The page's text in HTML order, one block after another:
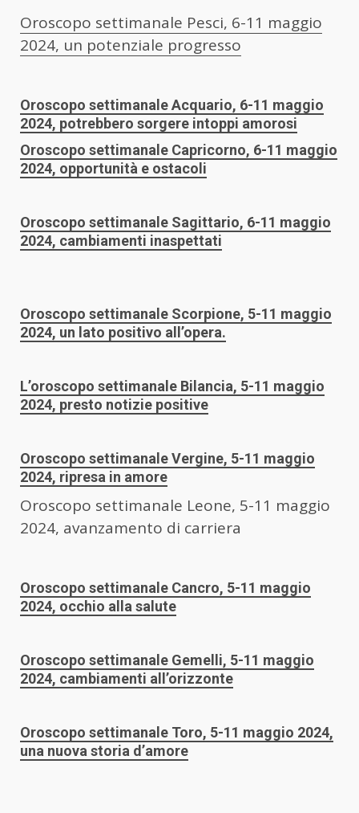
Oroscopo settimanale Pesci, 6-11 maggio
2024, un potenziale progresso
Oroscopo settimanale Acquario, 6-11 maggio
2024, potrebbero sorgere intoppi amorosi
Oroscopo settimanale Capricorno, 6-11 maggio
2024, opportunità e ostacoli
Oroscopo settimanale Sagittario, 6-11 maggio
2024, cambiamenti inaspettati
Oroscopo settimanale Scorpione, 5-11 maggio
2024, un lato positivo all’opera.
L’oroscopo settimanale Bilancia, 5-11 maggio
2024, presto notizie positive
Oroscopo settimanale Vergine, 5-11 maggio
2024, ripresa in amore
Oroscopo settimanale Leone, 5-11 maggio
2024, avanzamento di carriera
Oroscopo settimanale Cancro, 5-11 maggio
2024, occhio alla salute
Oroscopo settimanale Gemelli, 5-11 maggio
2024, cambiamenti all’orizzonte
Oroscopo settimanale Toro, 5-11 maggio 2024,
una nuova storia d’amore